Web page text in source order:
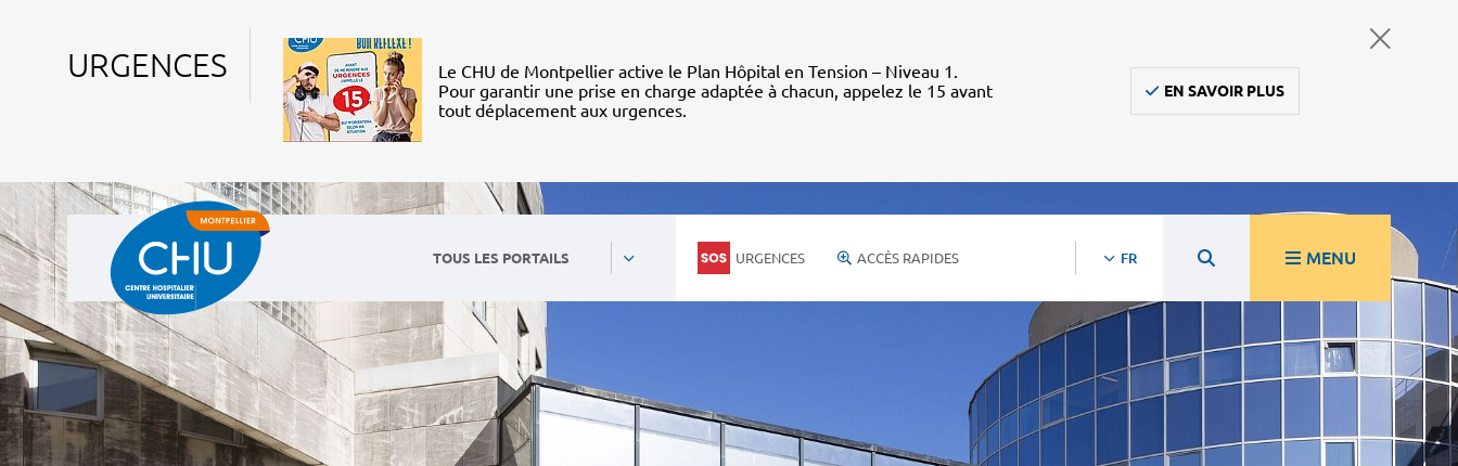
URGENCES
Le CHU de Montpellier active le Plan Hôpital en Tension – Niveau 1.
Pour garantir une prise en charge adaptée à chacun, appelez le 15 avant
tout déplacement aux urgences.
EN SAVOIR PLUS
TOUS LES PORTAILS URGENCES ACCÈS RAPIDES FR MENU